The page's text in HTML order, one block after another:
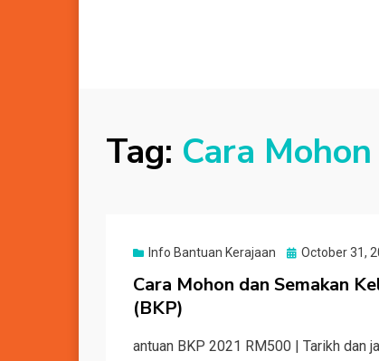
Tag: Cara
Info Bantuan Kerajaan
Posted
October 31,
Cara Mohon dan Semakan
(BKP)
antuan BKP 2021 RM500 | Tarikh dan